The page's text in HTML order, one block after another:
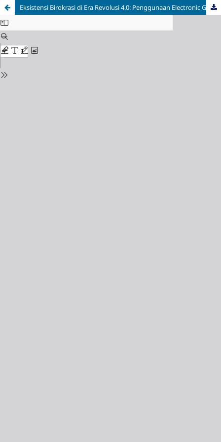
Eksistensi Birokrasi di Era Revolusi 4.0: Penggunaan Electronic Government dalam Optimalisasi Pelayanan